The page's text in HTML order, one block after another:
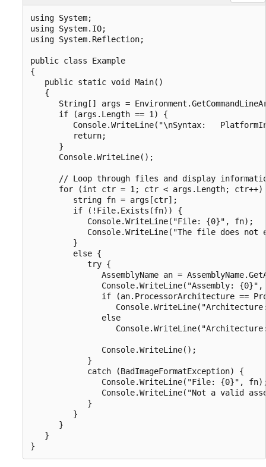
using System;
using System.IO;
using System.Reflection;
public class Example
{
   public static void Main()
   {
String[] args =
      if (args.Length == 1) {
Console.WriteLine("\nSyntax:
         return;
      }
      Console.WriteLine();
// Loop through files and display
for (int ctr = 1; ctr < args.Length; ctr++)
         string fn = args[ctr];
         if (!File.Exists(fn)) {
            Console.WriteLine("File: {0}", fn);
Console.WriteLine("The file does not
         }
         else {
            try {
AssemblyName an =
Console.WriteLine("Assembly: {0}",
if (an.ProcessorArchitecture ==
               else
               Console.WriteLine();
            }
            catch (BadImageFormatException) {
Console.WriteLine("File: {0}",
Console.WriteLine("Not a valid
            }
         }
      }
   }